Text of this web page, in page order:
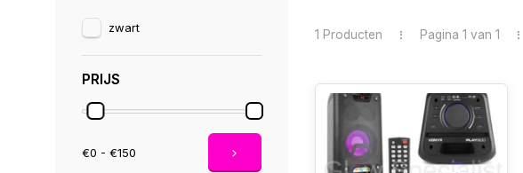
zwart
PRIJS
€0 - €150
1 Producten Pagina 1 van 1